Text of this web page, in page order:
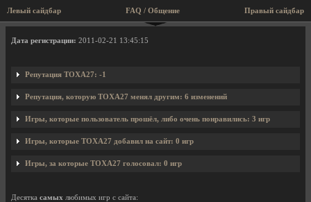
Левый сайдбар Правый сайдбар
FAQ / Общение
Профиль пользователя TOXA27
Дата регистрации: 2011-02-21 13:45:15
Репутация TOXA27: -1
Репутация, которую TOXA27 менял другим: 6 изменений
Игры, которые пользователь прошёл, либо очень понравились: 3 игр
Игры, которые TOXA27 добавил на сайт: 0 игр
Игры, за которые TOXA27 голосовал: 0 игр
Десятка самых любимых игр с сайта: